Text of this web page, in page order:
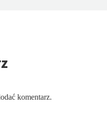
komentarz.